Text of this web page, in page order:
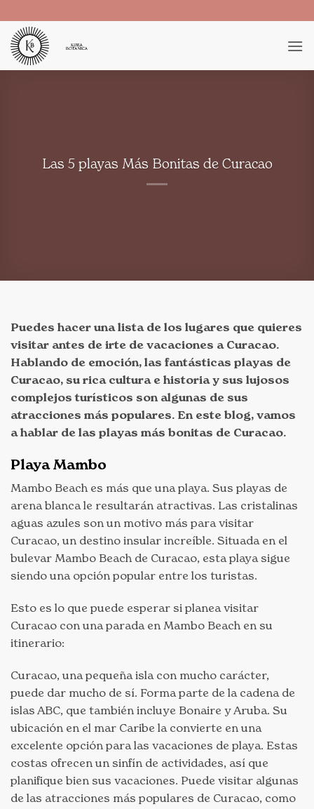
al
contenido
Las 5 playas Más Bonitas de Curacao
Puedes hacer una lista de los lugares que quieres
visitar antes de irte de vacaciones a Curacao.
Hablando de emoción, las fantásticas playas de
Curacao, su rica cultura e historia y sus lujosos
complejos turísticos son algunas de sus
atracciones más populares. En este blog, vamos
a hablar de las playas más bonitas de Curacao.
Playa Mambo
Mambo Beach es más que una playa. Sus playas de
arena blanca le resultarán atractivas. Las cristalinas
aguas azules son un motivo más para visitar
Curacao, un destino insular increíble. Situada en el
bulevar Mambo Beach de Curacao, esta playa sigue
siendo una opción popular entre los turistas.
Esto es lo que puede esperar si planea visitar
Curacao con una parada en Mambo Beach en su
itinerario:
Curacao, una pequeña isla con mucho carácter,
puede dar mucho de sí. Forma parte de la cadena de
islas ABC, que también incluye Bonaire y Aruba. Su
ubicación en el mar Caribe la convierte en una
excelente opción para las vacaciones de playa. Estas
costas ofrecen un sinfín de actividades, así que
planifique bien sus vacaciones. Puede visitar algunas
de las atracciones más populares de Curacao, como